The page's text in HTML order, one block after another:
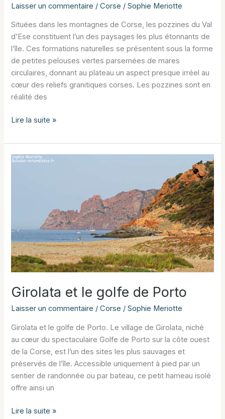
Laisser un commentaire /Corse /Sophie Meriotte
Situées dans les montagnes de Corse, les pozzines du Val
d’Ese constituent l’un des paysages les plus étonnants de
l’île. Ces formations naturelles se présentent sous la forme
de petites pelouses vertes parsemées de mares
circulaires, donnant au plateau un aspect presque irréel au
cœur des reliefs granitiques corses. Les pozzines sont en
réalité des
Les
du
Val
Lire la suite »
Girolata et le golfe de Porto
Laisser un commentaire /Corse /Sophie Meriotte
Girolata et le golfe de Porto. Le village de Girolata, niché
au cœur du spectaculaire Golfe de Porto sur la côte ouest
de la Corse, est l’un des sites les plus sauvages et
préservés de l’île. Accessible uniquement à pied par un
sentier de randonnée ou par bateau, ce petit hameau isolé
offre ainsi un
Girolata
Lire la suite »